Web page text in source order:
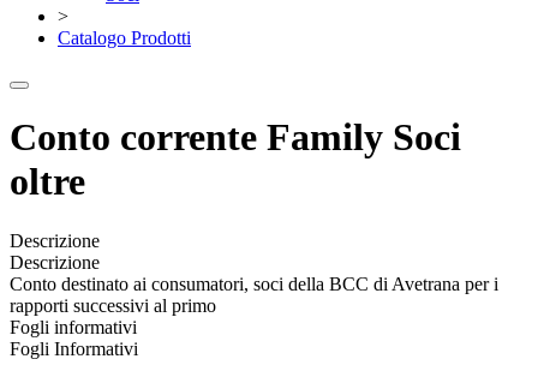
>
Catalogo Prodotti
Conto corrente Family Soci
oltre
Descrizione
Descrizione
Conto destinato ai consumatori, soci della BCC di Avetrana per i
rapporti successivi al primo
Fogli informativi
Fogli Informativi